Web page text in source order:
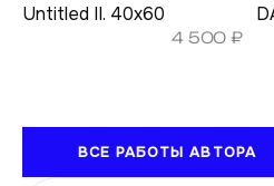
Untitled II. 40х60
4 500₽
ВСЕ РАБОТЫ АВТОРА